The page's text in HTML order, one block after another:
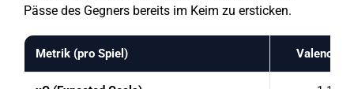
Pässe des Gegners bereits im Keim zu ersticken.
Metrik (pro Spiel) Valencia